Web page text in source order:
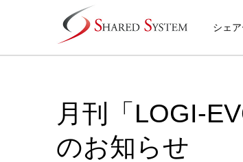
シェ
月刊「LOGI-
のお知らせ